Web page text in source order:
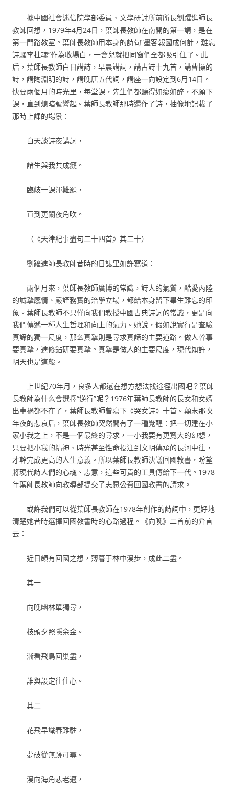
據中國社會迷信院學部委員、文學研討所前所長劉躍進師長
教師回想，1979年4月24日，葉師長教師在南開的第一講，是在
第一門路教室。葉師長教師用本身的詩句“墨客報國成何計，難忘
詩騷李杜魂”作為收場白，一會兒就把同窗們全都吸引住了。此
后，葉師長教師白日講詩，早晨講詞，講古詩十九首，講曹操的
詩，講陶淵明的詩，講晚唐五代詞，講座一向設定到6月14日。
快要兩個月的時光里，每堂課，先生們都聽得如癡如醉，不願下
課，直到熄暗號響起。葉師長教師那時還作了詩，抽像地記載了
那時上課的場景：
白天談詩夜講詞，
諸生與我共成癡。
臨歧一課渾難罷，
直到更闌夜角吹。
（《天津紀事盡句二十四首》其二十）
劉躍進師長教師昔時的日誌里如許寫道：
兩個月來，葉師長教師廣博的常識，詩人的氣質，酷愛內陸
的誠摯感情、嚴謹務實的治學立場，都給本身留下畢生難忘的印
象。葉師長教師不只僅向我們教授中國古典詩詞的常識，更是向
我們傳遞一種人生哲理和向上的氣力。她說，假如說實行是查驗
真諦的獨一尺度，那么真摯則是尋求真諦的主要道路。做人幹事
要真摯，進修鉆研要真摯。真摯是做人的主要尺度，現代如許，
明天也是這般。
上世紀70年月，良多人都還在想方想法找途徑出國吧？葉師
長教師為什么會選擇“逆行”呢？1976年葉師長教師的長女和女婿
出車禍都不在了，葉師長教師曾寫下《哭女詩》十首。顛末那次
年夜的悲哀后，葉師長教師突然間有了一種覺醒：把一切建在小
家小我之上，不是一個最終的尋求，一小我要有更寬大的幻想，
只要把小我的精神、時光甚至性命投注到文明傳承的長河中往，
才幹完成更高的人生意義。所以葉師長教師決議回國教書，盼望
將現代詩人們的心魂、志意，這些可貴的工具傳給下一代。1978
年葉師長教師向教導部提交了志愿公費回國教書的請求。
或許我們可以從葉師長教師在1978年創作的詩詞中，更好地
清楚她昔時選擇回國教書時的心路過程。《向晚》二首前的弁言
云：
近日頗有回國之想，薄暮于林中漫步，成此二盡。
其一
向晚幽林單獨尋，
枝頭夕照隱余金。
漸看飛鳥回巢盡，
誰與設定往住心。
其二
花飛早識春難駐，
夢破從無跡可尋。
漫向海角悲老邁，